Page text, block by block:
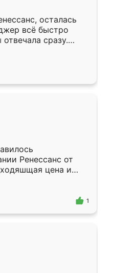
только здесь.
осталась
всё быстро
сразу.
подошёл к
Собрали
аккуратно, даже
Ренессанс от
цена и
Приехавший
самый
1